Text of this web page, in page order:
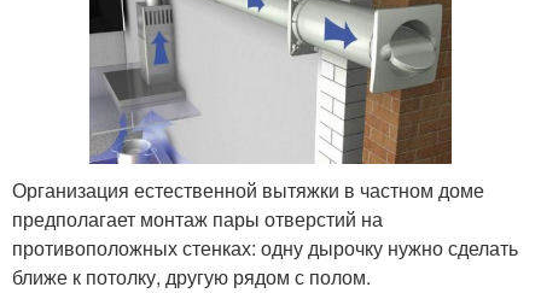
Организация естественной вытяжки в частном доме
предполагает монтаж пары отверстий на
противоположных стенках: одну дырочку нужно сделать
ближе к потолку, другую рядом с полом.